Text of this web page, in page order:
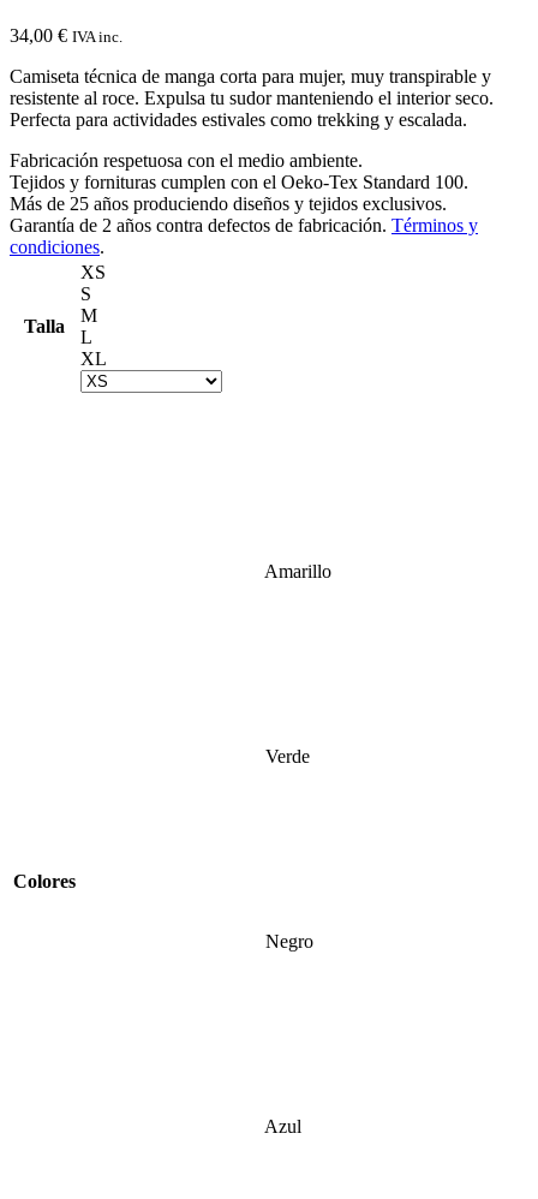
34,00 € IVA inc.
Camiseta técnica de manga corta para mujer, muy transpirable y
resistente al roce. Expulsa tu sudor manteniendo el interior seco.
Perfecta para actividades estivales como trekking y escalada.
Fabricación respetuosa con el medio ambiente.
Tejidos y fornituras cumplen con el Oeko-Tex Standard 100.
Más de 25 años produciendo diseños y tejidos exclusivos.
Garantía de 2 años contra defectos de fabricación. Términos y
condiciones.
Talla
XS
S
M
L
XL
Colores
Amarillo
Verde
Negro
Azul